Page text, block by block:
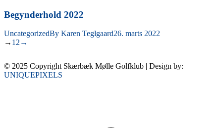
Begynderhold 2022
UncategorizedBy Karen Teglgaard26. marts 2022
→ 1 2 →
© 2025 Copyright Skærbæk Mølle Golfklub | Design by:
UNIQUEPIXELS